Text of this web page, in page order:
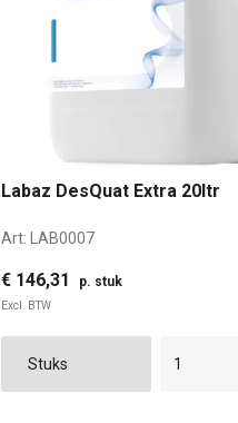
Labaz DesQuat Extra 20ltr
Art: LAB0007
€ 146,31 p. stuk
Excl. BTW